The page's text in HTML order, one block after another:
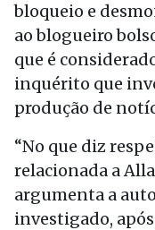
bloqueio e
ao blogueiro
que é
inquérito que
produção de
“No que diz
relacionada a
argumenta a
investigado,